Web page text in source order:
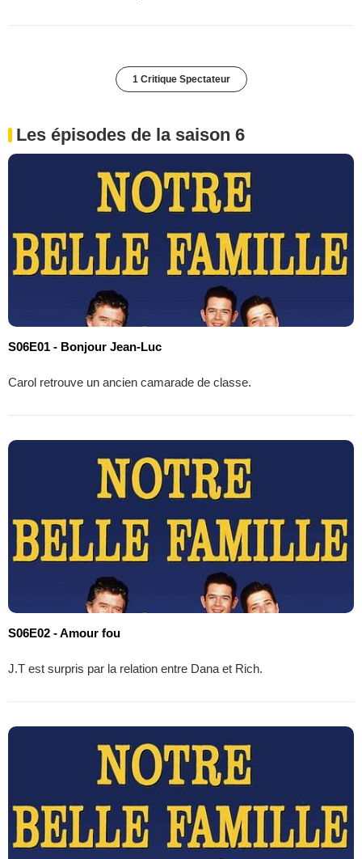
1 Critique Spectateur
Les épisodes de la saison 6
S06E01 - Bonjour Jean-Luc
Carol retrouve un ancien camarade de classe.
S06E02 - Amour fou
J.T est surpris par la relation entre Dana et Rich.